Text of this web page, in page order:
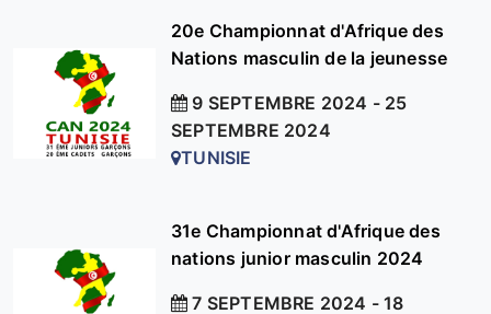
20e Championnat d'Afrique des
Nations masculin de la jeunesse
9 SEPTEMBRE 2024 - 25
SEPTEMBRE 2024
TUNISIE
31e Championnat d'Afrique des
nations junior masculin 2024
7 SEPTEMBRE 2024 - 18